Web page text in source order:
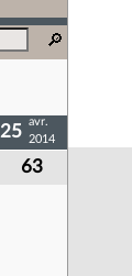
63
25
avr.
2014